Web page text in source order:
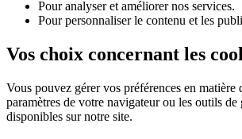
Pour analyser et améliorer nos services.
Pour personnaliser le contenu et les
Vos choix concernant les
Vous pouvez gérer vos préférences en matière
paramètres de votre navigateur ou les outils de
disponibles sur notre site.